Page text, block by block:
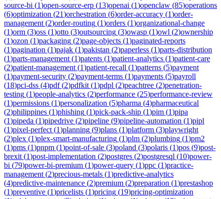
source-bi (1)open-source-erp (13)openai (1)openclaw (85)operations
(6)optimization (21)orchestration (6)order-accuracy (1)order-
management (2)order-routing (1)orders (1)organizational-change
(1)orm (3)oss (1)otto (3)outsourcing (3)owasp (1)owl (2)ownership
(1)ozon (1)packaging (2)page-objects (1)paginated-reports
(1)pagination (1)pajak (1)pakistan (2)paperless (1)parts-distribution
(1)parts-management (1)patents (1)patient-analytics (1)patient-care
(2)patient-management (1)patient-recall (1)patterns (5)payment
(1)payment-security (2)payment-terms (1)payments (5)payroll
(18)pci-dss (4)pdf(2)pdfkit (1)pdpl (2)peachtree (2)penetration-
testing (1)people-analytics (2)performance (25)performance-review
(1)permissions (1)personalization (5)pharma (4)pharmaceutical
(2)philippines (1)phishing (1)pick-pack-ship (1)pim (1)pipa
(1)pipeda (1)pipedrive (2)pipeline (9)pipeline-automation (1)pipl
(1)pixel-perfect (1)planning (9)plans (1)platform (3)playwright
(2)plex (1)plex-smart-manufacturing (1)plm (2)plumbing (1)pm2
(1)pms (1)pnpm (1)point-of-sale (3)poland (3)polaris (1)pos (9)post-
brexit (1)post-implementation (2)postgres (2)postgresql (10)power-
bi (79)power-bi-premium (1)power-query (1)ppc (1)practice-
management (2)precious-metals (1)predictive-analytics
(4)predictive-maintenance (2)premium (2)preparation (1)prestashop
(1)preventive (1)pricelists (1)pricing (19)pricing-optimization